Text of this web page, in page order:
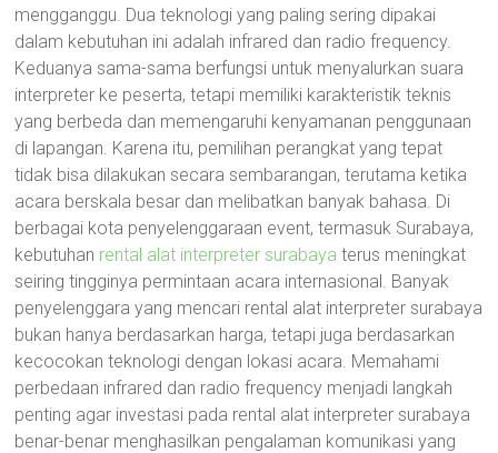
mengganggu. Dua teknologi yang paling sering dipakai
dalam kebutuhan ini adalah infrared dan radio frequency.
Keduanya sama-sama berfungsi untuk menyalurkan suara
interpreter ke peserta, tetapi memiliki karakteristik teknis
yang berbeda dan memengaruhi kenyamanan penggunaan
di lapangan. Karena itu, pemilihan perangkat yang tepat
tidak bisa dilakukan secara sembarangan, terutama ketika
acara berskala besar dan melibatkan banyak bahasa. Di
berbagai kota penyelenggaraan event, termasuk Surabaya,
kebutuhan rental alat interpreter surabaya terus meningkat
seiring tingginya permintaan acara internasional. Banyak
penyelenggara yang mencari rental alat interpreter surabaya
bukan hanya berdasarkan harga, tetapi juga berdasarkan
kecocokan teknologi dengan lokasi acara. Memahami
perbedaan infrared dan radio frequency menjadi langkah
penting agar investasi pada rental alat interpreter surabaya
benar-benar menghasilkan pengalaman komunikasi yang